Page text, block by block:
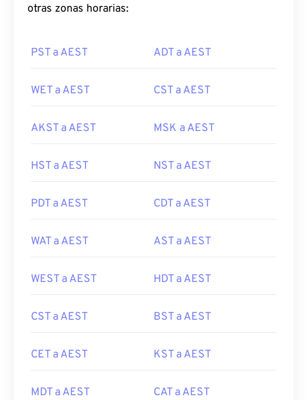
otras zonas horarias:
PST a AEST ADT a AEST
WET a AEST CST a AEST
AKST a AEST MSK a AEST
HST a AEST NST a AEST
PDT a AEST CDT a AEST
WAT a AEST AST a AEST
WEST a AEST HDT a AEST
CST a AEST BST a AEST
CET a AEST KST a AEST
MDT a AEST CAT a AEST